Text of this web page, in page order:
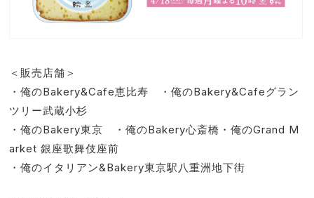
＜販売店舗＞
・俺のBakery&Cafe恵比寿 ・俺のBakery&Cafeグラン
ツリー武蔵小杉
・俺のBakery東京 ・俺のBakery心斎橋・俺のGrand M
arket 銀座歌舞伎座前
・俺のイタリアン&Bakery東京駅八重洲地下街